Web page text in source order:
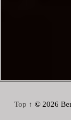
Top ↑ © 2026